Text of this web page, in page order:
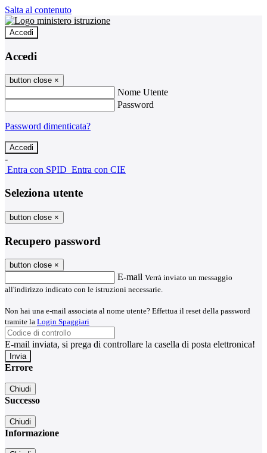
Salta al contenuto
Accedi
Accedi
button close ×
Nome Utente
Password
Password dimenticata?
-
Entra con SPID Entra con CIE
Seleziona utente
button close ×
Recupero password
button close ×
E-mail Verrà inviato un messaggio
all'indirizzo indicato con le istruzioni necessarie.
Non hai una e-mail associata al nome utente? Effettua il reset della password
tramite la Login Spaggiari
E-mail inviata, si prega di controllare la casella di posta elettronica!
Errore
Chiudi
Successo
Chiudi
Informazione